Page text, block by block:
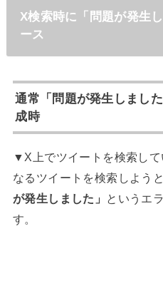
X検索時に「問題が発生
ース
通常「問題が発生しまし
成時
▼X上でツイートを検索し
なるツイートを検索しよう
が発生しました」
というエ
す。